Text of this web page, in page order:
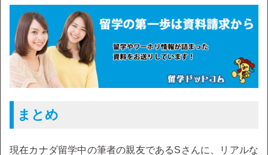
まとめ
現在カナダ留学中の筆者の親友であるSさんに、リアルな